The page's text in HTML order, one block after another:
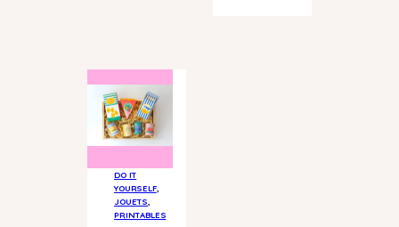
DO IT
YOURSELF
JOUETS
PRINTABLES